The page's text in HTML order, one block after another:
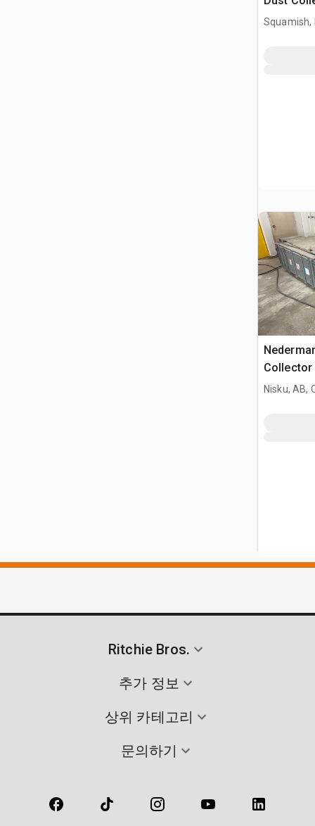
Squamish,
Collector
Nisku, AB,
Ritchie Bros.
추가 정보
상위 카테고리
문의하기